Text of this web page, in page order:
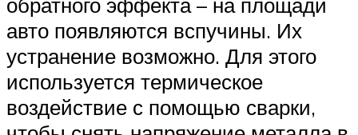
авто появляются вспучины. Их
устранение возможно. Для этого
используется термическое
воздействие с помощью сварки,